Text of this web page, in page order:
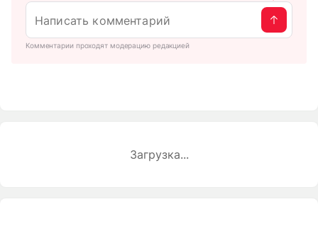
Комментарии проходят модерацию редакцией
Загрузка...